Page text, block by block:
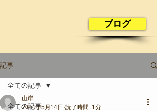
ブログ
記事
全ての記事
全ての記事
山岸
2024年5月14日 読了時間: 1分